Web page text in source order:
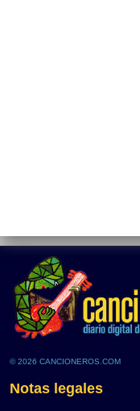
© 2026 CANCIONEROS.COM
Notas legales